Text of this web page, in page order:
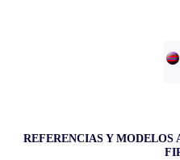
REFERENCIAS Y MODELOS